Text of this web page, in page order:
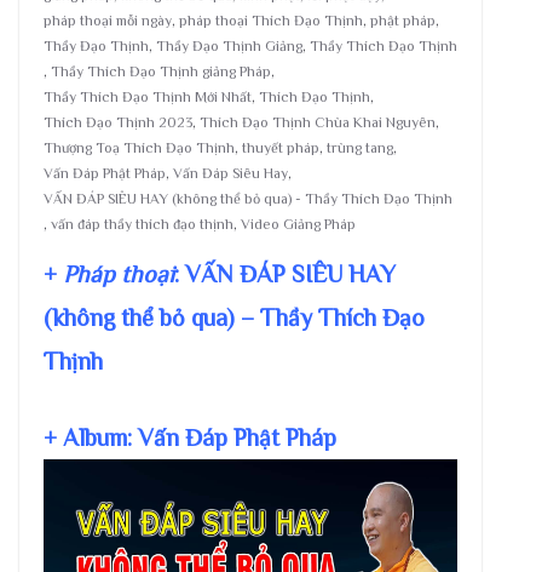
pháp thoại mỗi ngày, pháp thoại Thích Đạo Thịnh, phật pháp,
Thầy Đạo Thịnh, Thầy Đạo Thịnh Giảng, Thầy Thích Đạo Thịnh
, Thầy Thích Đạo Thịnh giảng Pháp,
Thầy Thích Đạo Thịnh Mới Nhất, Thích Đạo Thịnh,
Thích Đạo Thịnh 2023, Thích Đạo Thịnh Chùa Khai Nguyên,
Thượng Toạ Thích Đạo Thịnh, thuyết pháp, trùng tang,
Vấn Đáp Phật Pháp, Vấn Đáp Siêu Hay,
VẤN ĐÁP SIÊU HAY (không thể bỏ qua) - Thầy Thích Đạo Thịnh
, vấn đáp thầy thích đạo thịnh, Video Giảng Pháp
+ Pháp thoại: VẤN ĐÁP SIÊU HAY
(không thể bỏ qua) – Thầy Thích Đạo
Thịnh
+ Album: Vấn Đáp Phật Pháp